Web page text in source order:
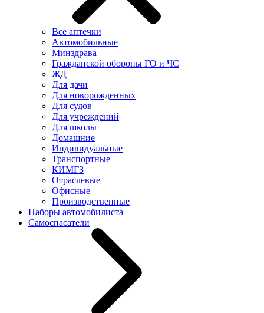
Все аптечки
Автомобильные
Минздрава
Гражданской обороны ГО и ЧС
ЖД
Для дачи
Для новорожденных
Для судов
Для учреждений
Для школы
Домашние
Индивидуальные
Транспортные
КИМГЗ
Отраслевые
Офисные
Производственные
Наборы автомобилиста
Самоспасатели